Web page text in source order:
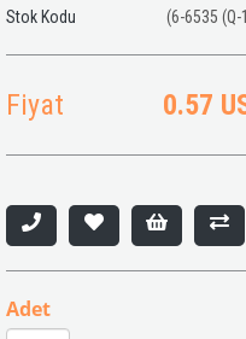
(6-6535 (Q-
Fiyat 0.57
Adet